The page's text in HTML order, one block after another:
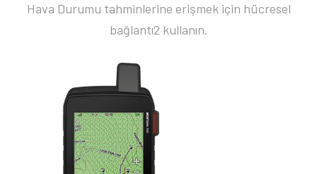
Hava Durumu tahminlerine erişmek için hücresel
bağlantı2 kullanın.